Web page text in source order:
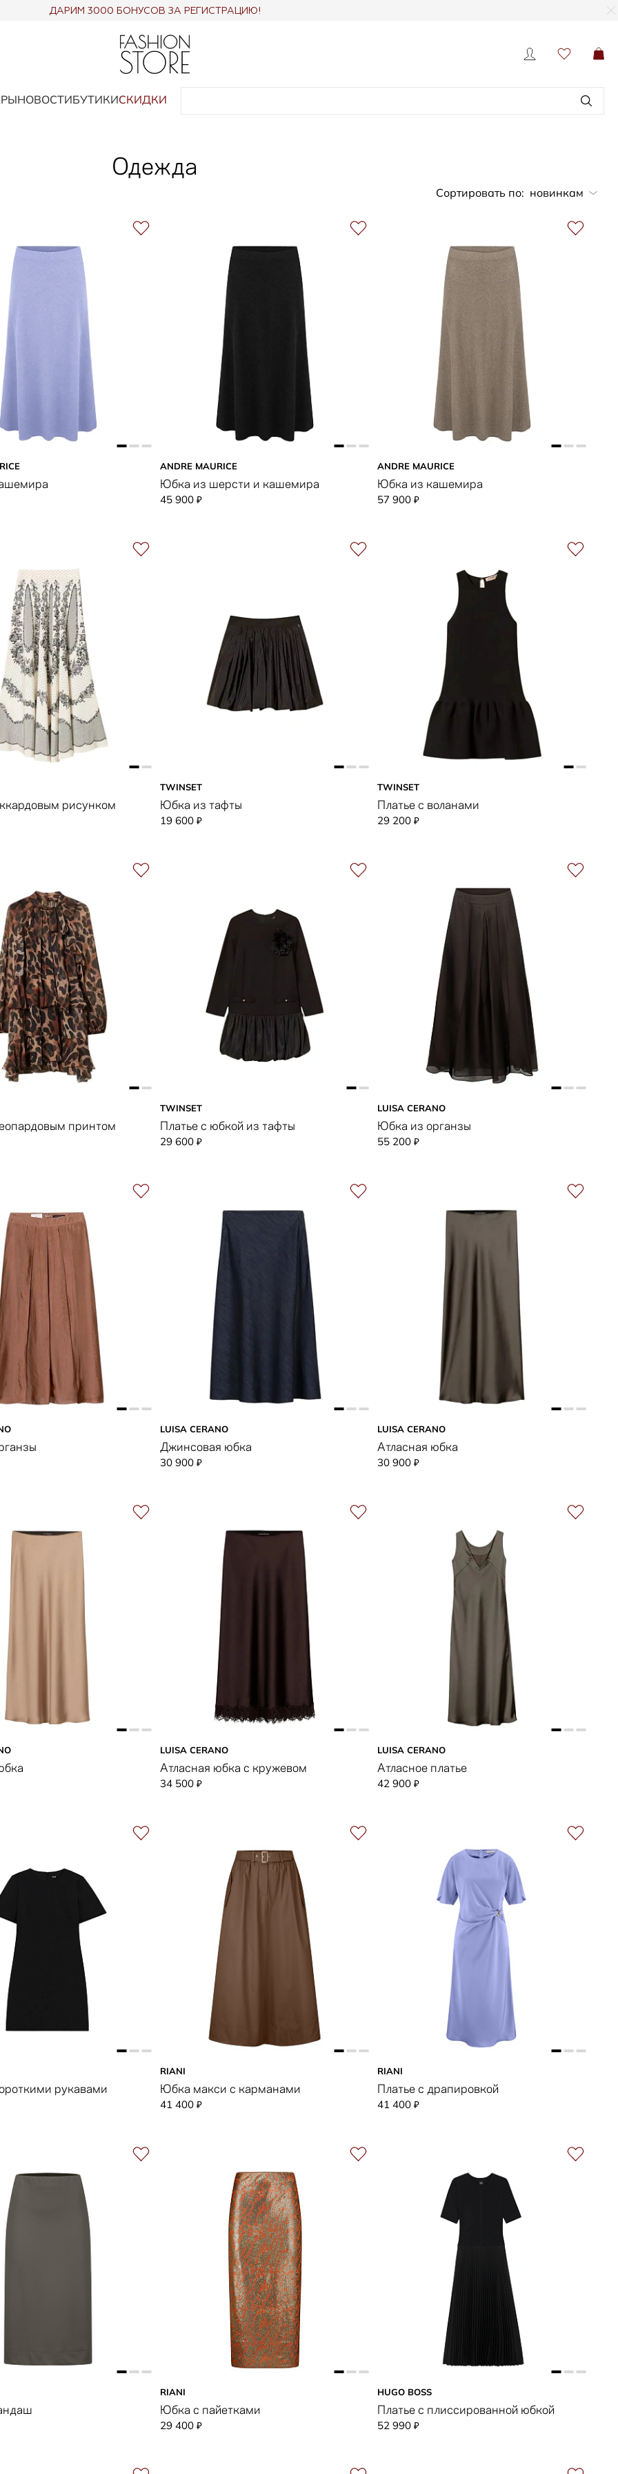
ДАРИМ 3000 БОНУСОВ ЗА РЕГИСТРАЦИЮ!
НОВОСТИБУТИКИСКИДКИ
Одежда
Сортировать по: новинкам
ANDRE MAURICE
Юбка из шерсти и кашемира
45 900 ₽
ANDRE MAURICE
Юбка из кашемира
57 900 ₽
рисунком
TWINSET
Юбка из тафты
19 600 ₽
TWINSET
Платье с воланами
29 200 ₽
принтом
TWINSET
Платье с юбкой из тафты
29 600 ₽
LUISA CERANO
Юбка из органзы
55 200 ₽
LUISA CERANO
Джинсовая юбка
30 900 ₽
LUISA CERANO
Атласная юбка
30 900 ₽
LUISA CERANO
Атласная юбка с кружевом
34 500 ₽
LUISA CERANO
Атласное платье
42 900 ₽
рукавами
RIANI
Юбка макси с карманами
41 400 ₽
RIANI
Платье с драпировкой
41 400 ₽
RIANI
Юбка с пайетками
29 400 ₽
HUGO BOSS
Платье с плиссированной юбкой
52 990 ₽